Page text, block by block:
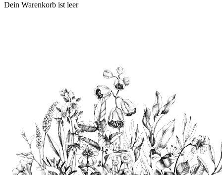
Dein Warenkorb ist leer